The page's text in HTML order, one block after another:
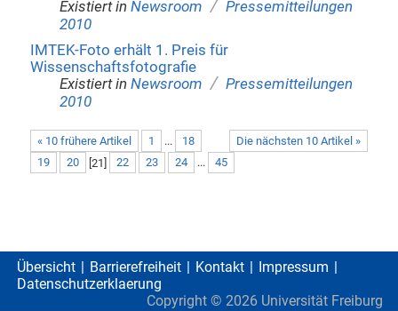
Existiert in Newsroom / Pressemitteilungen
2010
IMTEK-Foto erhält 1. Preis für
Wissenschaftsfotografie
Existiert in Newsroom / Pressemitteilungen
2010
« 10 frühere Artikel Die nächsten 10 Artikel »
1 ...
18
19
20 [21] 22 23 24 ... 45
Übersicht Barrierefreiheit Kontakt
Impressum
Datenschutzerklaerung
Copyright © 2026 Universität Freiburg